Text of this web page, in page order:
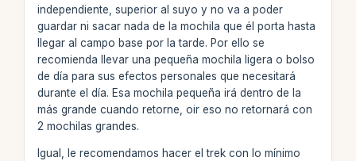
independiente, superior al suyo y no va a poder
guardar ni sacar nada de la mochila que él porta hasta
llegar al campo base por la tarde. Por ello se
recomienda llevar una pequeña mochila ligera o bolso
de día para sus efectos personales que necesitará
durante el día. Esa mochila pequeña irá dentro de la
más grande cuando retorne, oir eso no retornará con
2 mochilas grandes.
Igual, le recomendamos hacer el trek con lo mínimo